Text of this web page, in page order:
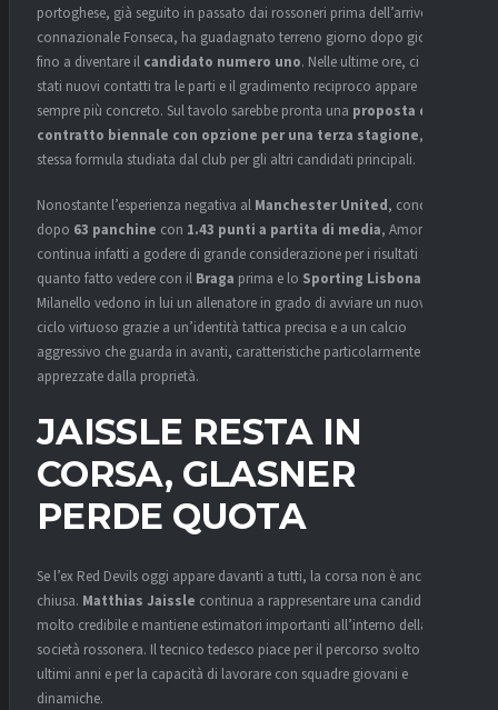
portoghese, già seguito in passato dai rossoneri prima dell’arrivo del
connazionale Fonseca, ha guadagnato terreno giorno dopo giorno
fino a diventare il candidato numero uno. Nelle ultime ore, ci sono
stati nuovi contatti tra le parti e il gradimento reciproco appare
sempre più concreto. Sul tavolo sarebbe pronta una proposta di
contratto biennale con opzione per una terza stagione, la
stessa formula studiata dal club per gli altri candidati principali.
Nonostante l’esperienza negativa al Manchester United, conclusa
dopo 63 panchine con 1.43 punti a partita di media, Amorim
continua infatti a godere di grande considerazione per i risultati e per
quanto fatto vedere con il Braga prima e lo Sporting Lisbona
Milanello vedono in lui un allenatore in grado di avviare un nuovo
ciclo virtuoso grazie a un’identità tattica precisa e a un calcio
aggressivo che guarda in avanti, caratteristiche particolarmente
apprezzate dalla proprietà.
JAISSLE RESTA IN
CORSA, GLASNER
PERDE QUOTA
Se l’ex Red Devils oggi appare davanti a tutti, la corsa non è ancora
chiusa. Matthias Jaissle continua a rappresentare una candidatura
molto credibile e mantiene estimatori importanti all’interno della
società rossonera. Il tecnico tedesco piace per il percorso svolto negli
ultimi anni e per la capacità di lavorare con squadre giovani e
dinamiche.